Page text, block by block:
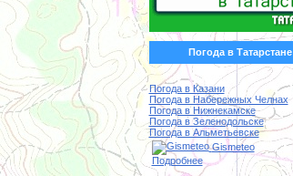
Погода в Татарстане
Погода в Казани
Погода в Набережных Челнах
Погода в Нижнекамске
Погода в Зеленодольске
Погода в Альметьевске
Gismeteo
Подробнее